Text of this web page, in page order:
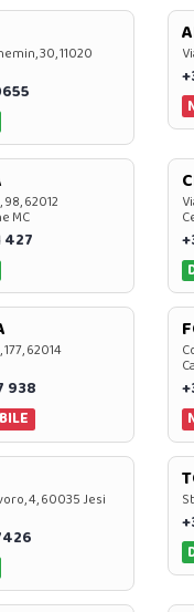
30, 11020
62012
MC
427
62014
938
4, 60035 Jesi